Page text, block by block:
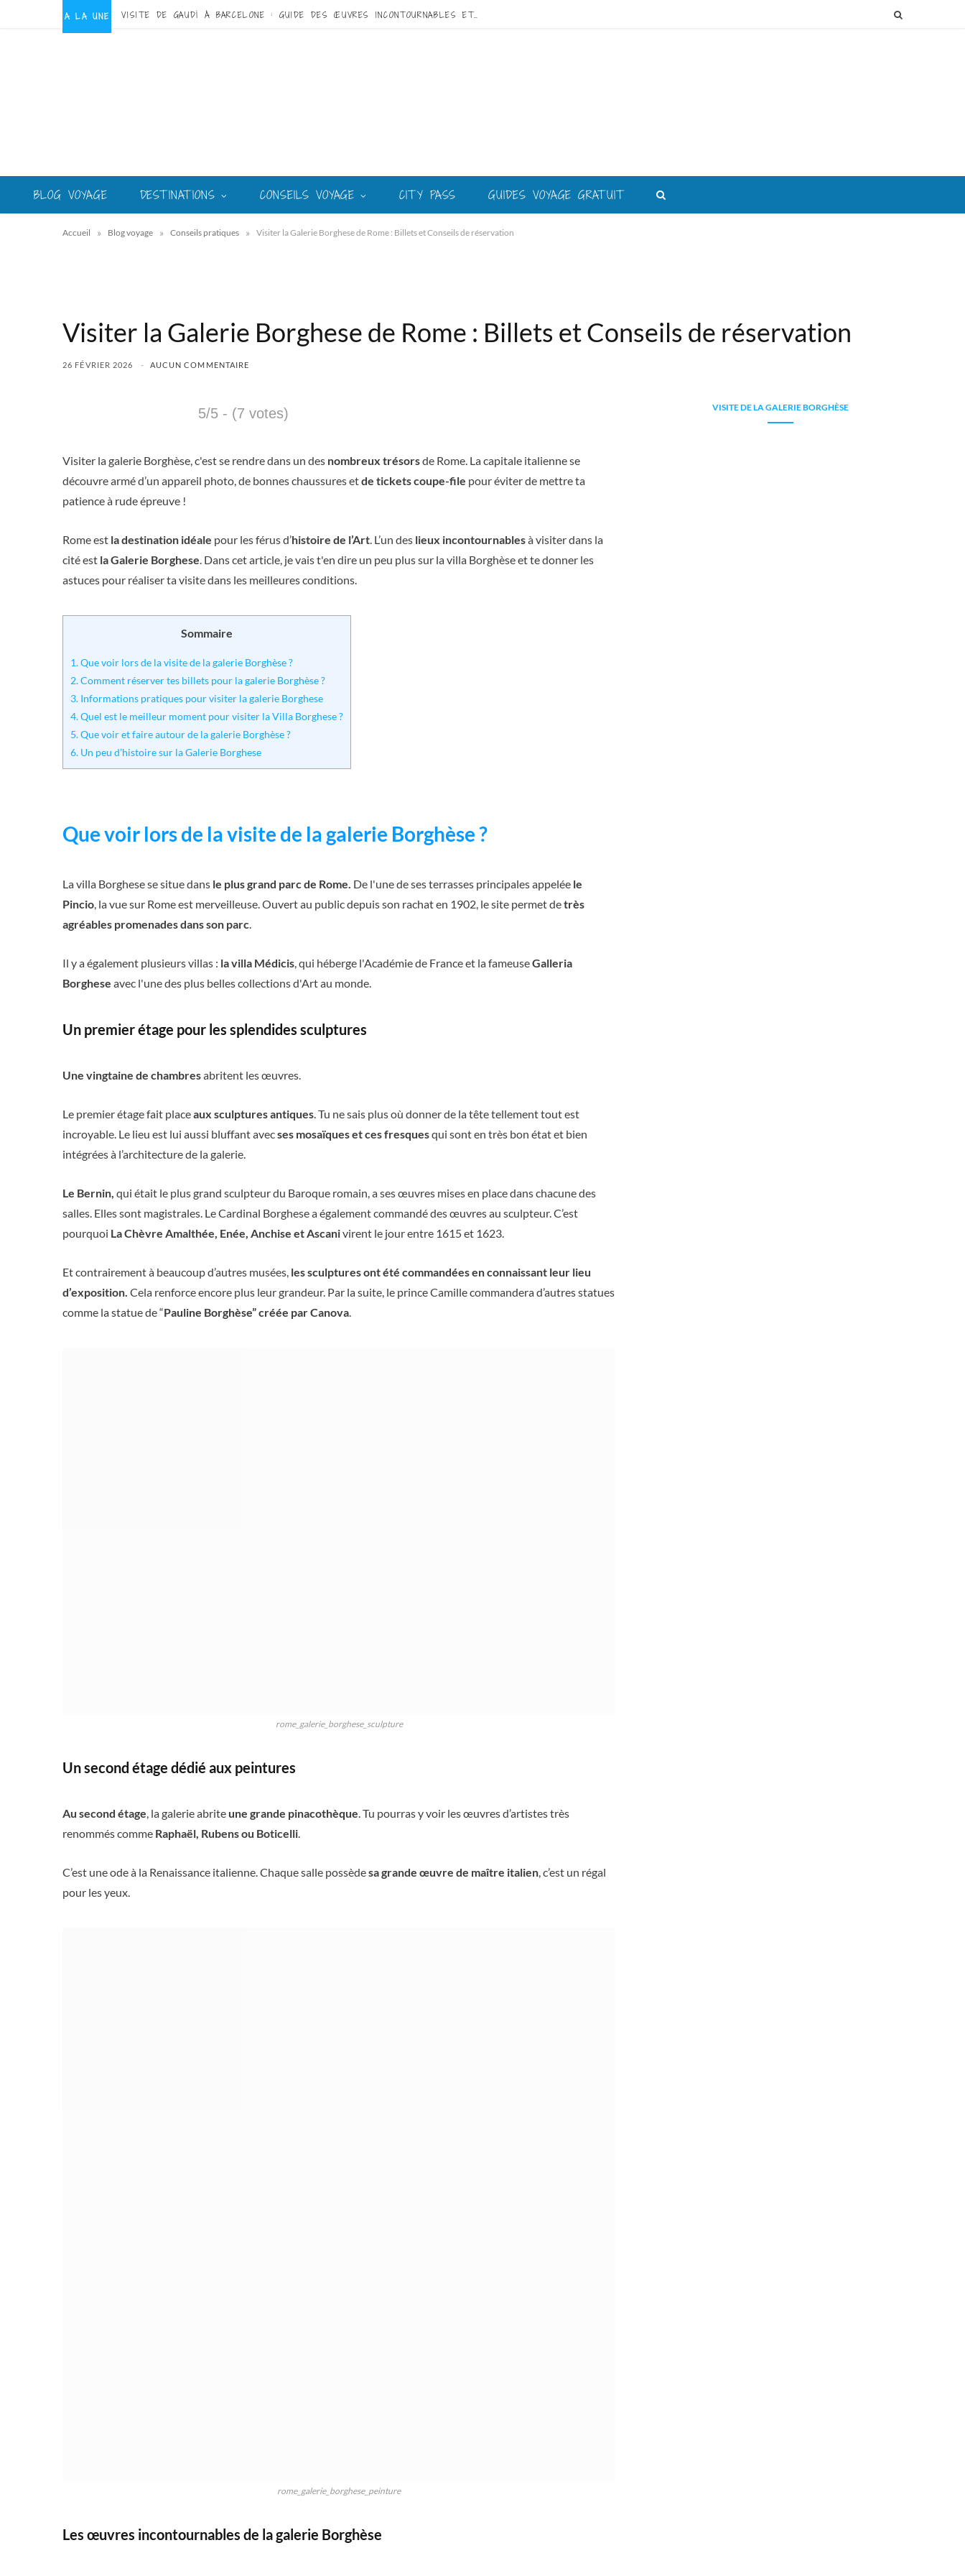
A LA UNE VISITE DE GAUDÍ À BARCELONE : GUIDE DES ŒUVRES INCONTOURNABLES ET DU MEILLEUR CIRCUIT
BLOG VOYAGE DESTINATIONS CONSEILS VOYAGE CITY PASS GUIDES VOYAGE GRATUIT
Accueil » Blog voyage » Conseils pratiques » Visiter la Galerie Borghese de Rome : Billets et Conseils de réservation
Visiter la Galerie Borghese de Rome : Billets et Conseils de réservation
26 FÉVRIER 2026 AUCUN COMMENTAIRE
5/5 - (7 votes)
Visiter la galerie Borghèse, c'est se rendre dans un des nombreux trésorsde Rome. La capitale italienne se
découvre armé d’un appareil photo, de bonnes chaussures etde tickets coupe-file pour éviter de mettre ta
patience à rude épreuve !
Rome est la destination idéale pour les férus d’histoire de l’Art. L’un des lieux incontournablesà visiter dans la
cité est la Galerie Borghese. Dans cet article, je vais t'en dire un peu plus sur la villa Borghèse et te donner les
astuces pour réaliser ta visite dans les meilleures conditions.
Sommaire
1.Que voir lors de la visite de la galerie Borghèse ?
2.Comment réserver tes billets pour la galerie Borghèse ?
3. Informations pratiques pour visiter la galerie Borghese
4.Quel est le meilleur moment pour visiter la Villa Borghese ?
5.Que voir et faire autour de la galerie Borghèse ?
6. Un peu d’histoire sur la Galerie Borghese
Que voir lors de la visite de la galerie Borghèse ?
La villa Borghese se situe dans le plus grand parc de Rome. De l'une de ses terrasses principales appelée le
Pincio , la vue sur Rome est merveilleuse. Ouvert au public depuis son rachat en 1902, le site permet detrès
agréables promenades dans son parc
Il y a également plusieurs villas : la villa Médicis , qui héberge l'Académie de France et la fameuseGalleria
Borghese avec l'une des plus belles collections d'Art au monde.
Un premier étage pour les splendides sculptures
Une vingtaine de chambresabritent les œuvres.
Le premier étage fait placeaux sculptures antiques . Tu ne sais plus où donner de la tête tellement tout est
incroyable. Le lieu est lui aussi bluffant avecses mosaïques et ces fresquesqui sont en très bon état et bien
intégrées à l’architecture de la galerie.
Le Bernin, qui était le plus grand sculpteur du Baroque romain, a ses œuvres mises en place dans chacune des
salles. Elles sont magistrales. Le Cardinal Borghese a également commandé des œuvres au sculpteur. C’est
pourquoi La Chèvre Amalthée, Enée, Anchise et Ascanivirent le jour entre 1615 et 1623.
Et contrairement à beaucoup d’autres musées, les sculptures ont été commandées en connaissant leur lieu
d’exposition. Cela renforce encore plus leur grandeur. Par la suite, le prince Camille commandera d’autres statues
comme la statue de “Pauline Borghèse” créée par Canova
rome_galerie_borghese_sculpture
Un second étage dédié aux peintures
Au second étage, la galerie abrite une grande pinacothèque. Tu pourras y voir les œuvres d’artistes très
renommés comme Raphaël, Rubens ou Boticelli.
C’est une ode à la Renaissance italienne. Chaque salle possèdesa grande œuvre de maître italien, c’est un régal
pour les yeux.
rome_galerie_borghese_peinture
Les œuvres incontournables de la galerie Borghèse
VISITE DE LA GALERIE BORGHÈSE